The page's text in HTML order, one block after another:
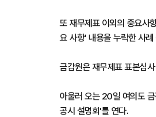
또 재무제표 이외의 중요사
요 사항' 내용을 누락한 사
금감원은 재무제표 표본심
아울러 오는 20일 여의도
공시 설명회'를 연다.